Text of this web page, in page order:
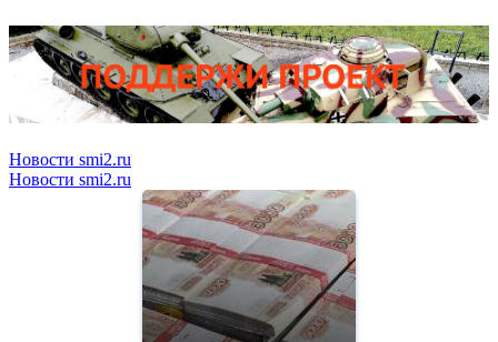
Новости smi2.ru
Новости smi2.ru